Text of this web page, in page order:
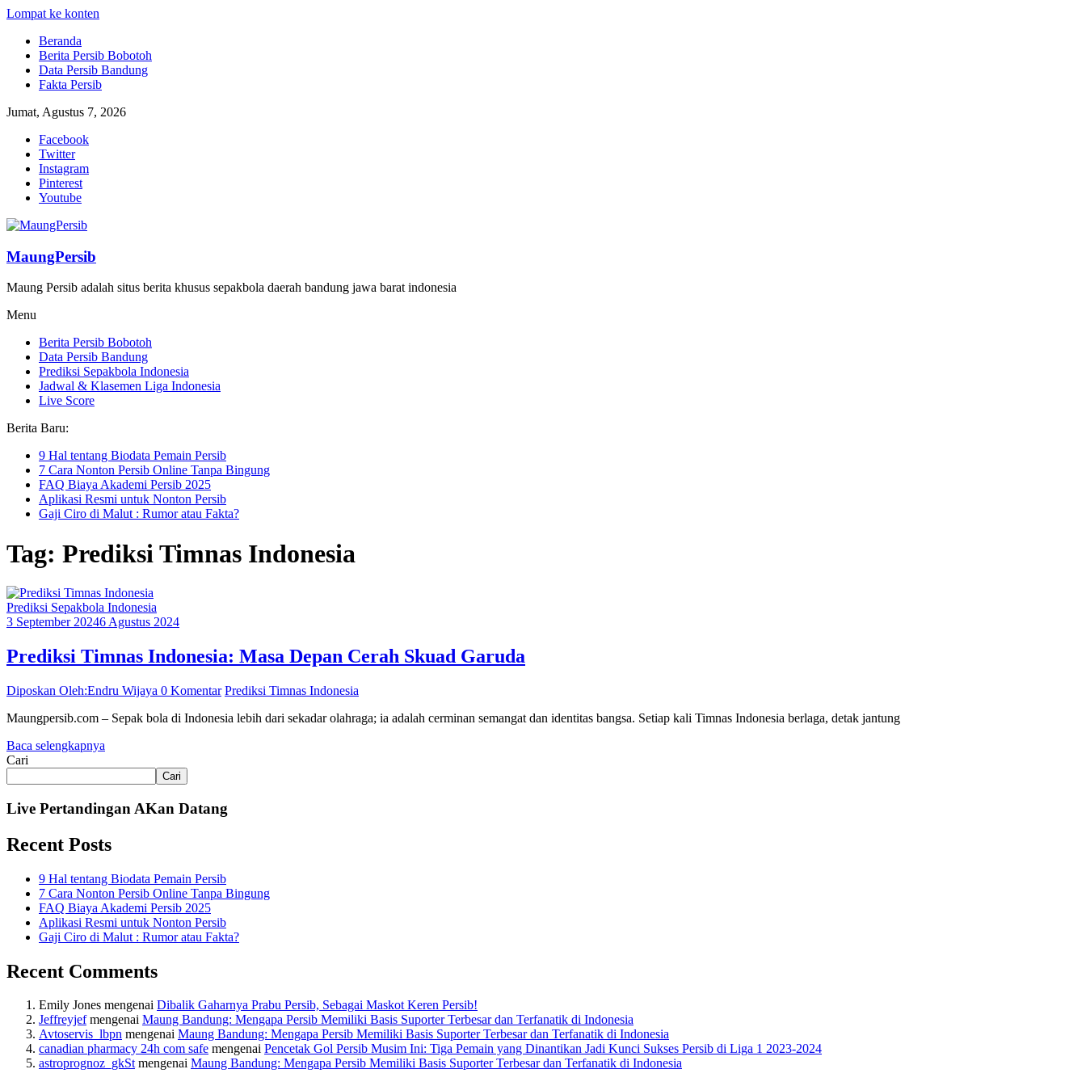
Lompat ke konten
Beranda
Berita Persib Bobotoh
Data Persib Bandung
Fakta Persib
Jumat, Agustus 7, 2026
Facebook
Twitter
Instagram
Pinterest
Youtube
MaungPersib
Maung Persib adalah situs berita khusus sepakbola daerah bandung jawa barat indonesia
Menu
Berita Persib Bobotoh
Data Persib Bandung
Prediksi Sepakbola Indonesia
Jadwal & Klasemen Liga Indonesia
Live Score
Berita Baru:
9 Hal tentang Biodata Pemain Persib
7 Cara Nonton Persib Online Tanpa Bingung
FAQ Biaya Akademi Persib 2025
Aplikasi Resmi untuk Nonton Persib
Gaji Ciro di Malut : Rumor atau Fakta?
Tag: Prediksi Timnas Indonesia
Prediksi Sepakbola Indonesia
3 September 20246 Agustus 2024
Prediksi Timnas Indonesia: Masa Depan Cerah Skuad Garuda
Diposkan Oleh:Endru Wijaya 0 Komentar Prediksi Timnas Indonesia
Maungpersib.com – Sepak bola di Indonesia lebih dari sekadar olahraga; ia adalah cerminan semangat dan identitas bangsa. Setiap kali Timnas Indonesia berlaga, detak jantung
Baca selengkapnya
Cari
Cari
Live Pertandingan AKan Datang
Recent Posts
9 Hal tentang Biodata Pemain Persib
7 Cara Nonton Persib Online Tanpa Bingung
FAQ Biaya Akademi Persib 2025
Aplikasi Resmi untuk Nonton Persib
Gaji Ciro di Malut : Rumor atau Fakta?
Recent Comments
Emily Jones mengenai Dibalik Gaharnya Prabu Persib, Sebagai Maskot Keren Persib!
Jeffreyjefmengenai Maung Bandung: Mengapa Persib Memiliki Basis Suporter Terbesar dan Terfanatik di Indonesia
Avtoservis_lbpn mengenai Maung Bandung: Mengapa Persib Memiliki Basis Suporter Terbesar dan Terfanatik di Indonesia
canadian pharmacy 24h com safe mengenai Pencetak Gol Persib Musim Ini: Tiga Pemain yang Dinantikan Jadi Kunci Sukses Persib di Liga 1 2023-2024
astroprognoz_gkStmengenai Maung Bandung: Mengapa Persib Memiliki Basis Suporter Terbesar dan Terfanatik di Indonesia